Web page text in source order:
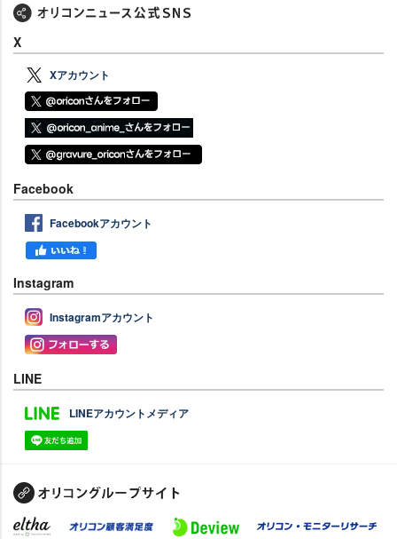
X
Xアカウント
Facebook
Facebookアカウント
Instagram
Instagramアカウント
LINE
LINEアカウントメディア